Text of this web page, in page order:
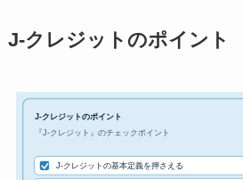
J-クレジットのポイント
J-クレジットのポイント
『J-クレジット』のチェックポイント
J-クレジットの基本定義を押さえる